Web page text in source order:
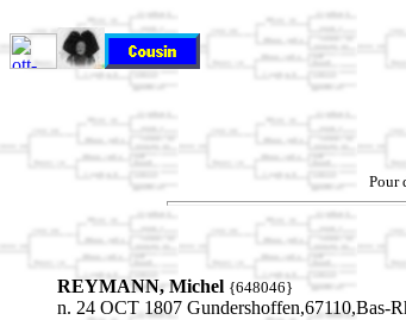
Pour
REYMANN, Michel {648046}
n. 24 OCT 1807 Gundershoffen,67110,Bas-